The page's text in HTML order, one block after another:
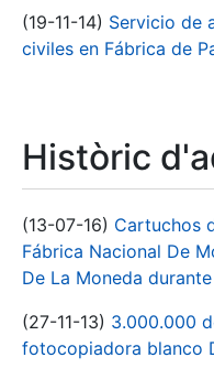
(19-11-14) Servicio de
civiles en Fábrica de
Històric
(13-07-16) Cartuchos
Fábrica Nacional De
De La Moneda
(27-11-13) 3.000.000
fotocopiadora blanco